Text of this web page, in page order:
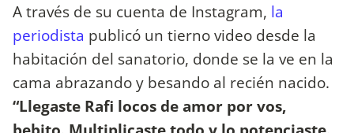
A través de su cuenta de Instagram, la
periodista publicó un tierno video desde la
habitación del sanatorio, donde se la ve en la
cama abrazando y besando al recién nacido.
“Llegaste Rafi locos de amor por vos,